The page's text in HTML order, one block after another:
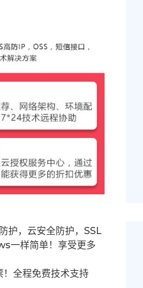
护，云安全防护，SSL
一样简单！享受更多
！全程免费技术支持